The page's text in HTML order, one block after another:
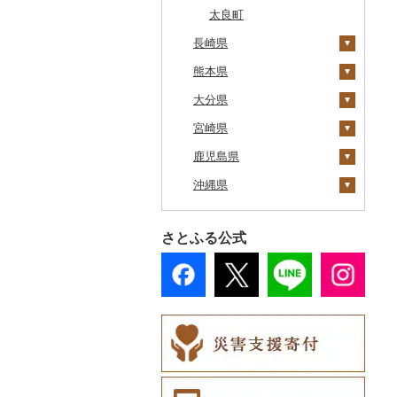
網走市
浦河町
広尾町
中札内村
滝川市
比布町
鶴居村
釧路市
苫前町
当別町
占冠村
上士幌町
平取町
つがる市
弘前市
鰺ヶ沢町
むつ市
田舎館村
青森県（県庁）
三沢市
西目屋村
平泉町
洋野町
大船渡市
山田町
大槌町
気仙沼市
美里町
松島町
大和町
大郷町
南三陸町
仙台市
大河原町
角田市
涌谷町
東松島市
大仙市
八郎潟町
舟形町
最上町
真室川町
寒河江市
西川町
高畠町
山形市
三川町
大江町
米沢市
本宮市
柳津町
鮫川村
福島市
新地町
葛尾村
三島町
桑折町
矢吹町
国見町
檜枝岐村
南相馬市
行方市
結城市
城里町
水戸市
鉾田市
桜川市
石岡市
茨城県（県庁）
坂東市
小美玉市
日立市
鹿嶋市
野木町
邑楽町
板倉町
嬬恋村
草津町
高崎市
群馬県（県庁）
大泉町
長野原町
中之条町
蓮田市
川越市
宮代町
吉見町
東松山市
入間市
志木市
北本市
桶川市
加須市
三郷市
越生町
館山市
大網白里市
一宮町
佐倉市
木更津市
茂原市
野田市
山武市
鴨川市
印西市
神崎町
千葉市
稲城市
世田谷区
日の出町
板橋区
渋谷区
千代田区
新宿区
江東区
青梅市
国立市
品川区
小平市
三浦市
大磯町
箱根町
横浜市
茅ヶ崎市
川崎市
厚木市
海老名市
相模原市
座間市
二宮町
妙高市
聖籠町
刈羽村
湯沢町
新潟市
南部町
昭和町
甲府市
甲州市
丹波山村
東御市
中野市
豊丘村
売木村
小諸市
木曽町
箕輪町
駒ヶ根市
王滝村
千曲市
辰野町
喬木村
郡上市
白川村
御嵩町
海津市
関ケ原町
七宗町
笠松町
東白川村
土岐市
岐阜県（県庁）
下呂市
垂井町
掛川市
伊豆の国市
小山町
森町
川根本町
富士市
御前崎市
東伊豆町
西伊豆町
清水町
南伊豆町
湖西市
東郷町
犬山市
弥富市
東海市
新城市
春日井市
瀬戸市
大府市
半田市
あま市
岩倉市
愛西市
東員町
玉城町
京都市
舞鶴市
和束町
八幡市
京田辺市
向日市
柏原市
羽曳野市
大阪府（府庁）
吹田市
河南町
和泉市
高槻市
豊中市
箕面市
太子町
岬町
東大阪市
南あわじ市
洲本市
猪名川町
尼崎市
加西市
宝塚市
淡路市
丹波篠山市
香美町
芦屋市
神戸市
三田市
平群町
黒滝村
御所市
上牧町
明日香村
吉野町
奈良市
大和郡山市
野迫川村
葛城市
三宅町
東吉野村
上富田町
白浜町
由良町
すさみ町
日高町
有田川町
印南町
和歌山県（県庁）
みなべ町
かつらぎ町
田辺市
串本町
高梁市
勝央町
倉敷市
矢掛町
鏡野町
北島町
吉野川市
仁淀川町
大月町
三原村
香南市
大豊町
田野町
高知市
東洋町
越知町
安芸市
本山町
北川村
大野城市
宗像市
水巻町
岡垣町
豊前市
嘉麻市
筑後市
大木町
直方市
遠賀町
大任町
宇美町
太良町
長崎県
松浦市
時津町
諫早市
東彼杵町
長与町
対馬市
長崎県（県庁）
佐世保市
南島原市
長崎市
熊本県
上天草市
湯前町
玉名市
菊池市
山江村
宇城市
西原村
水上村
大津町
大分県
九重町
由布市
竹田市
別府市
中津市
豊後大野市
杵築市
津久見市
宮崎県
えびの市
宮崎市
木城町
川南町
三股町
都城市
日向市
鹿児島県
指宿市
龍郷町
中種子町
出水市
いちき串木野市
湧水町
沖縄県
うるま市
嘉手納町
北谷町
宮古島市
座間味村
さとふる公式